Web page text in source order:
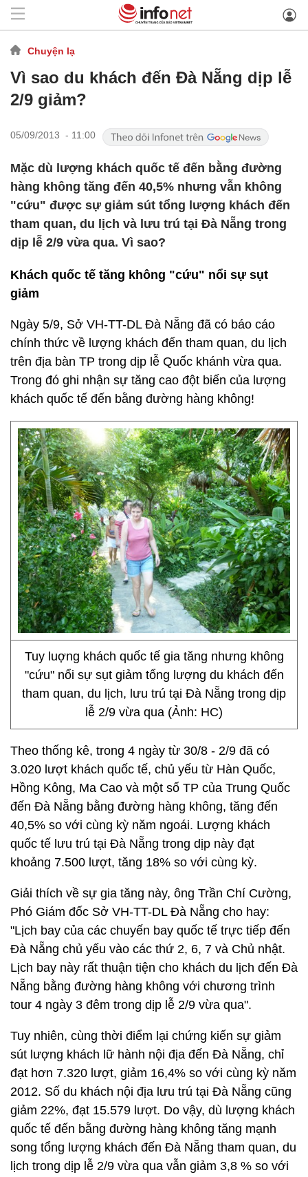
Chuyện lạ
Vì sao du khách đến Đà Nẵng dịp lễ
2/9 giảm?
05/09/2013 - 11:00
Mặc dù lượng khách quốc tế đến bằng đường
hàng không tăng đến 40,5% nhưng vẫn không
"cứu" được sự giảm sút tổng lượng khách đến
tham quan, du lịch và lưu trú tại Đà Nẵng trong
dịp lễ 2/9 vừa qua. Vì sao?
Khách quốc tế tăng không "cứu" nổi sự sụt
giảm
Ngày 5/9, Sở VH-TT-DL Đà Nẵng đã có báo cáo
chính thức về lượng khách đến tham quan, du lịch
trên địa bàn TP trong dịp lễ Quốc khánh vừa qua.
Trong đó ghi nhận sự tăng cao đột biến của lượng
khách quốc tế đến bằng đường hàng không!
Tuy luợng khách quốc tế gia tăng nhưng không
"cứu" nổi sự sụt giảm tổng lượng du khách đến
tham quan, du lịch, lưu trú tại Đà Nẵng trong dịp
lễ 2/9 vừa qua (Ảnh: HC)
Theo thống kê, trong 4 ngày từ 30/8 - 2/9 đã có
3.020 lượt khách quốc tế, chủ yếu từ Hàn Quốc,
Hồng Kông, Ma Cao và một số TP của Trung Quốc
đến Đà Nẵng bằng đường hàng không, tăng đến
40,5% so với cùng kỳ năm ngoái. Lượng khách
quốc tế lưu trú tại Đà Nẵng trong dịp này đạt
khoảng 7.500 lượt, tăng 18% so với cùng kỳ.
Giải thích về sự gia tăng này, ông Trần Chí Cường,
Phó Giám đốc Sở VH-TT-DL Đà Nẵng cho hay:
"Lịch bay của các chuyến bay quốc tế trực tiếp đến
Đà Nẵng chủ yếu vào các thứ 2, 6, 7 và Chủ nhật.
Lịch bay này rất thuận tiện cho khách du lịch đến Đà
Nẵng bằng đường hàng không với chương trình
tour 4 ngày 3 đêm trong dịp lễ 2/9 vừa qua".
Tuy nhiên, cùng thời điểm lại chứng kiến sự giảm
sút lượng khách lữ hành nội địa đến Đà Nẵng, chỉ
đạt hơn 7.320 lượt, giảm 16,4% so với cùng kỳ năm
2012. Số du khách nội địa lưu trú tại Đà Nẵng cũng
giảm 22%, đạt 15.579 lượt. Do vậy, dù lượng khách
quốc tế đến bằng đường hàng không tăng mạnh
song tổng lượng khách đến Đà Nẵng tham quan, du
lịch trong dịp lễ 2/9 vừa qua vẫn giảm 3,8 % so với